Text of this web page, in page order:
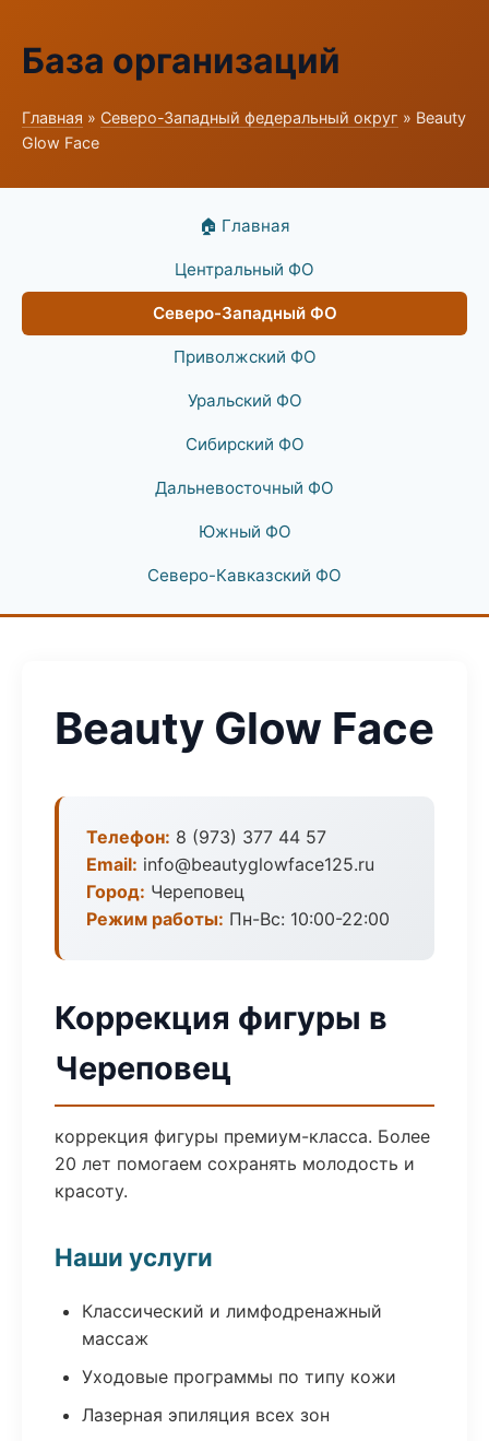
База организаций
Главная » Северо-Западный федеральный округ » Beauty
Glow Face
🏠 Главная
Центральный ФО
Северо-Западный ФО
Приволжский ФО
Уральский ФО
Сибирский ФО
Дальневосточный ФО
Южный ФО
Северо-Кавказский ФО
Beauty Glow Face
Телефон: 8 (973) 377 44 57
Email: info@beautyglowface125.ru
Город: Череповец
Режим работы: Пн-Вс: 10:00-22:00
Коррекция фигуры в
Череповец
коррекция фигуры премиум-класса. Более
20 лет помогаем сохранять молодость и
красоту.
Наши услуги
Классический и лимфодренажный
массаж
Уходовые программы по типу кожи
Лазерная эпиляция всех зон